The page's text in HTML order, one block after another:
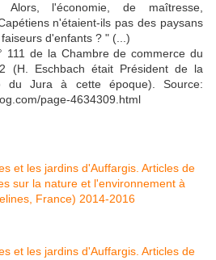
Alors, l'économie, de maîtresse,
n'étaient-ils pas des paysans
d'enfants ? " (...)
111 de la Chambre de commerce du
(H. Eschbach était Président de la
du Jura à cette époque). Source:
page-4634309.html